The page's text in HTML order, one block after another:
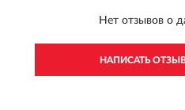
Нет отзывов о
НАПИСАТЬ